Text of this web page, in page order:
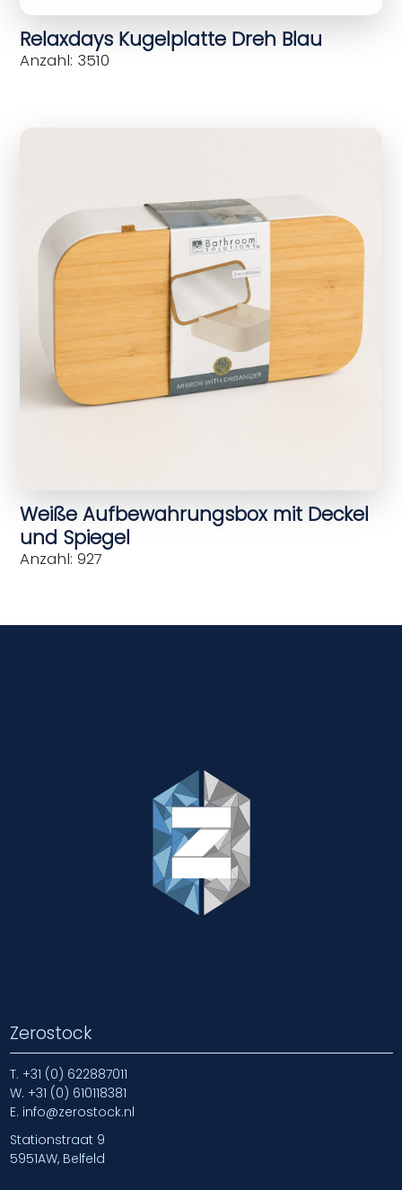
Relaxdays Kugelplatte Dreh Blau
Anzahl: 3510
Weiße Aufbewahrungsbox mit Deckel
und Spiegel
Anzahl: 927
Zerostock
T. +31 (0) 622887011
W. +31 (0) 610118381
E. info@zerostock.nl
Stationstraat 9
5951AW, Belfeld